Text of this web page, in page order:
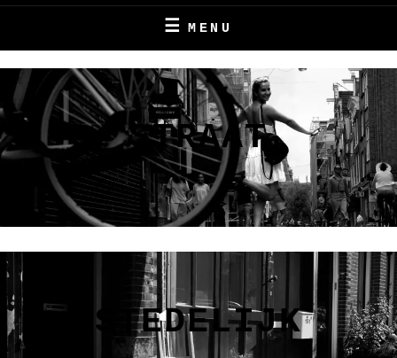
MENU
STRAAT
STEDELIJK